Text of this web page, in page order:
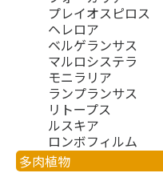
プレイオスピロス
ヘレロア
ベルゲランサス
マルロシステラ
モニラリア
ランプランサス
リトープス
ルスキア
ロンボフィルム
多肉植物